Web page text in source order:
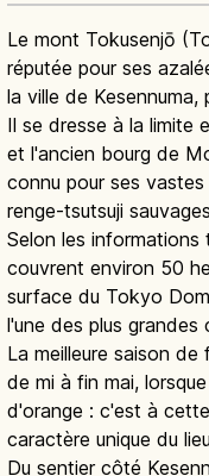
Le mont Tokusenjō
réputée pour ses
la ville de
Il se dresse à la limite
et l'ancien bourg de
connu pour ses
renge-tsutsuji
Selon les informations
couvrent environ 50
surface du Tokyo
l'une des plus
La meilleure saison
de mi à fin mai,
d'orange : c'est à
caractère unique du
Du sentier côté